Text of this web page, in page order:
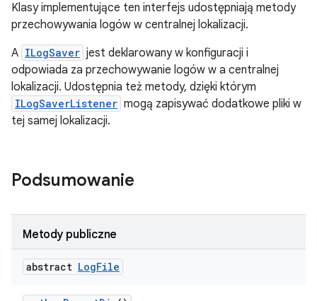
Klasy implementujące ten interfejs udostępniają metody
przechowywania logów w centralnej lokalizacji.
A ILogSaver jest deklarowany w konfiguracji i
odpowiada za przechowywanie logów w a centralnej
lokalizacji. Udostępnia też metody, dzięki którym
ILogSaverListener mogą zapisywać dodatkowe pliki w
tej samej lokalizacji.
Podsumowanie
Metody publiczne
abstract LogFile